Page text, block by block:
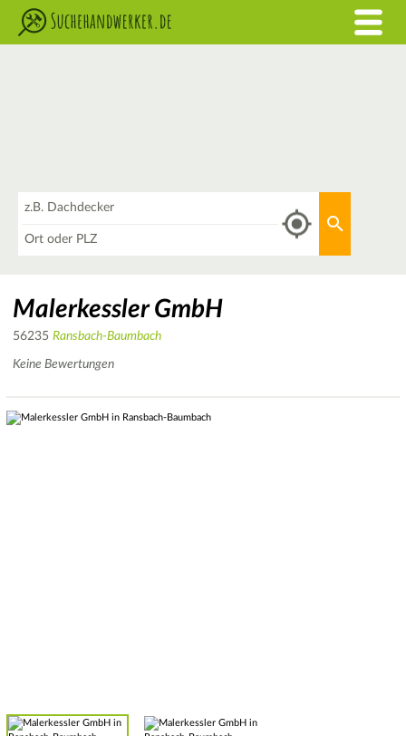
Malerkessler GmbH
56235 Ransbach-Baumbach
Keine Bewertungen